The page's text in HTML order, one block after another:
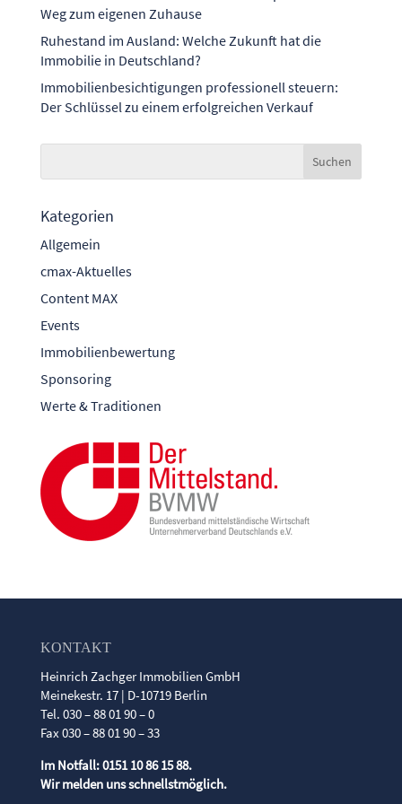
Weg zum eigenen Zuhause
Ruhestand im Ausland: Welche Zukunft hat die
Immobilie in Deutschland?
Immobilienbesichtigungen professionell steuern:
Der Schlüssel zu einem erfolgreichen Verkauf
Kategorien
Allgemein
cmax-Aktuelles
Content MAX
Events
Immobilienbewertung
Sponsoring
Werte & Traditionen
KONTAKT
Heinrich Zachger Immobilien GmbH
Meinekestr. 17 | D-10719 Berlin
Tel. 030 – 88 01 90 – 0
Fax 030 – 88 01 90 – 33
Im Notfall: 0151 10 86 15 88.
Wir melden uns schnellstmöglich.